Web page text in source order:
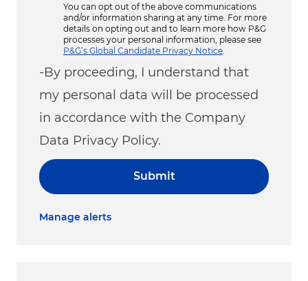
You can opt out of the above communications
and/or information sharing at any time. For more
details on opting out and to learn more how P&G
processes your personal information, please see
P&G’s Global Candidate Privacy Notice
-By proceeding, I understand that
my personal data will be processed
in accordance with the Company
Data Privacy Policy.
Submit
Manage alerts